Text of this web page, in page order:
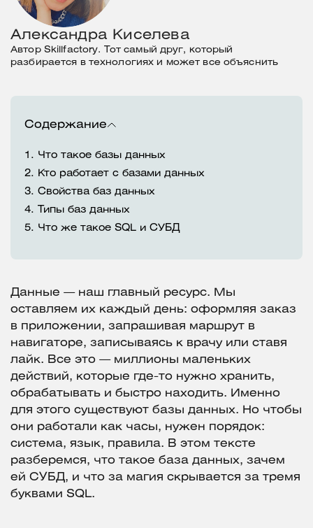
Содержание
1. Что такое базы данных
2.
Кто работает с базами данных
3. Свойства баз данных
4.
Типы баз данных
5. Что же такое SQL и СУБД
Александра Киселева
Автор Skillfactory. Тот самый друг, который
разбирается в технологиях и может все объяснить
Данные — наш главный ресурс. Мы
оставляем их каждый день: оформляя заказ
в приложении, запрашивая маршрут в
навигаторе, записываясь к врачу или ставя
лайк. Все это — миллионы маленьких
действий, которые где-то нужно хранить,
обрабатывать и быстро находить. Именно
для этого существуют базы данных. Но чтобы
они работали как часы, нужен порядок:
система, язык, правила. В этом тексте
разберемся, что такое база данных, зачем
ей СУБД, и что за магия скрывается за тремя
буквами SQL.